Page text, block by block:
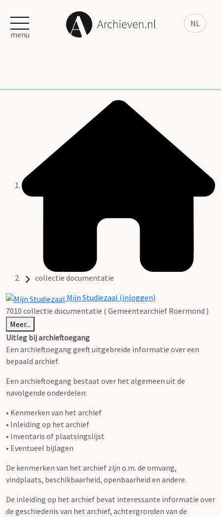
NL
menu
collectie documentatie
Mijn Studiezaal (inloggen)
7010 collectie documentatie ( Gemeentearchief Roermond )
Meer...
Uitleg bij archieftoegang
Een archieftoegang geeft uitgebreide informatie over een
bepaald archief.
Een archieftoegang bestaat over het algemeen uit de
navolgende onderdelen:
• Kenmerken van het archief
• Inleiding op het archief
• Inventaris of plaatsingslijst
• Eventueel bijlagen
De kenmerken van het archief zijn o.m. de omvang,
vindplaats, beschikbaarheid, openbaarheid en andere.
De inleiding op het archief bevat interessante informatie over
de geschiedenis van het archief, achtergronden van de